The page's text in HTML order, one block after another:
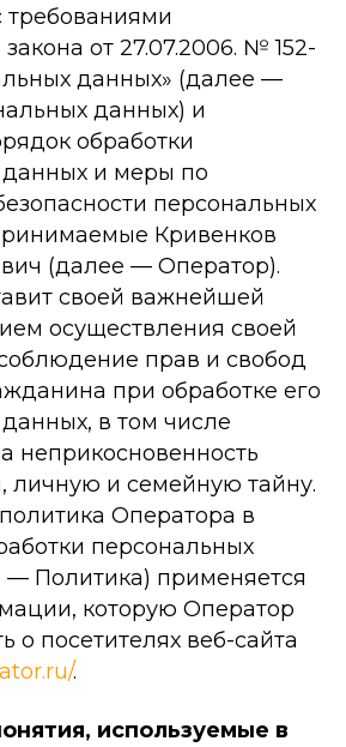
требованиями
от 27.07.2006. № 152-
данных» (далее —
данных) и
обработки
и меры по
персональных
Кривенков
(далее — Оператор).
своей важнейшей
осуществления своей
прав и свобод
при обработке его
в том числе
неприкосновенность
личную и семейную тайну.
Оператора в
персональных
Политика) применяется
которую Оператор
о посетителях веб-сайта
.
используемые в